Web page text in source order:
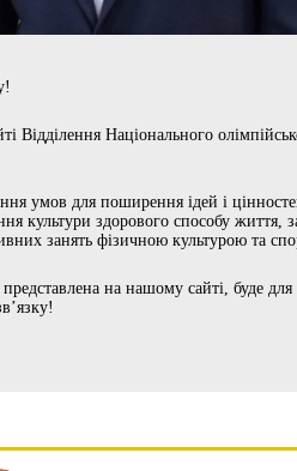
Відділення Національного
умов для поширення ідей і
культури здорового способу життя,
занять фізичною культурою та
на нашому сайті, буде